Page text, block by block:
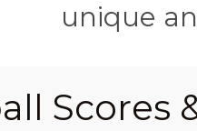
unique
Scores